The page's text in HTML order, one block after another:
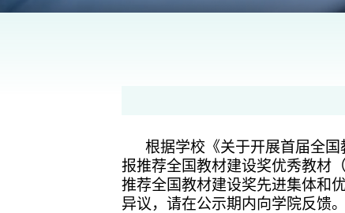
根据学校《关于开展首届全国
报推荐全国教材建设奖优秀教材
推荐全国教材建设奖先进集体和
异议，请在公示期内向学院反馈。